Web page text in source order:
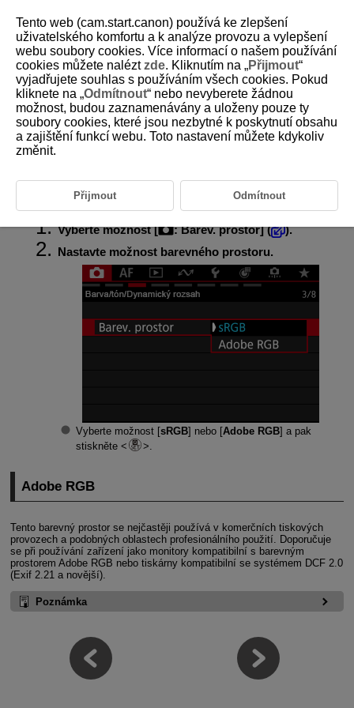
D292-067
Barevný prostor
Adobe RGB
Vyberte možnost [ :Barev. prostor] (
).
Nastavte možnost barevného prostoru.
Vyberte možnost [sRGB] nebo [Adobe RGB] a pak
stiskněte
Adobe RGB
Tento barevný prostor se nejčastěji používá v komerčních tiskových
provozech a podobných oblastech profesionálního použití. Doporučuje
se při používání zařízení jako monitory kompatibilní s barevným
prostorem Adobe RGB nebo tiskárny kompatibilní se systémem DCF 2.0
(Exif 2.21 a novější).
Poznámka
Tento web (cam.start.canon) používá ke zlepšení
uživatelského komfortu a k analýze provozu a vylepšení
webu soubory cookies. Více informací o našem používání
cookies můžete naléztzde. Kliknutím na „Přijmout“
vyjadřujete souhlas s používáním všech cookies. Pokud
kliknete na „Odmítnout“ nebo nevyberete žádnou
možnost, budou zaznamenávány a uloženy pouze ty
soubory cookies, které jsou nezbytné k poskytnutí obsahu
a zajištění funkcí webu. Toto nastavení můžete kdykoliv
změnit.
Přijmout Odmítnout